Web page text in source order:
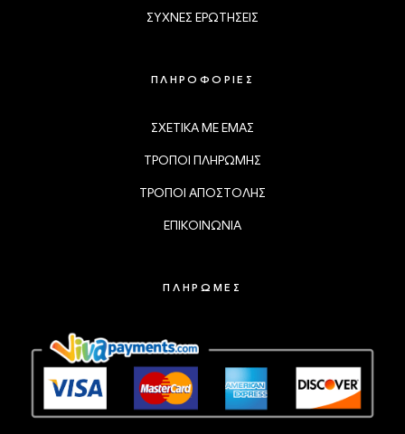
ΣΥΧΝΕΣ ΕΡΩΤΗΣΕΙΣ
ΠΛΗΡΟΦΟΡΙΕΣ
ΣΧΕΤΙΚΑ ΜΕ ΕΜΑΣ
ΤΡΟΠΟΙ ΠΛΗΡΩΜΗΣ
ΤΡΟΠΟΙ ΑΠΟΣΤΟΛΗΣ
ΕΠΙΚΟΙΝΩΝΙΑ
ΠΛΗΡΩΜΕΣ